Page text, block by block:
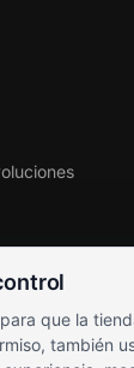
que la
también